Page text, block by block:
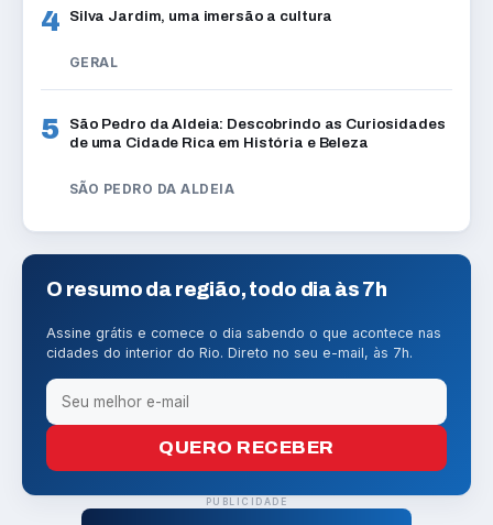
4 Silva Jardim, uma imersão a cultura
GERAL
5
São Pedro da Aldeia: Descobrindo as Curiosidades
de uma Cidade Rica em História e Beleza
SÃO PEDRO DA ALDEIA
O resumo da região, todo dia às 7h
Assine grátis e comece o dia sabendo o que acontece nas
cidades do interior do Rio. Direto no seu e-mail, às 7h.
QUERO RECEBER
PUBLICIDADE